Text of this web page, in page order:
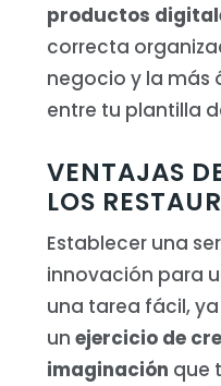
productos
correcta
negocio y la
entre tu plantilla
VENTAJAS
LOS
Establecer una
innovación para
una tarea fácil,
unejercicio de
imaginación que